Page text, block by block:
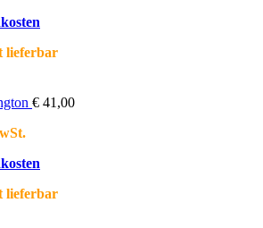
lieferbar
€ 41,00
lieferbar